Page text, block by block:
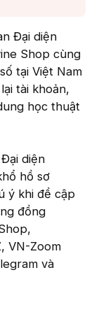
Đại diện
Shop cùng
tại Việt Nam
tài khoản,
học thuật
diện
hồ sơ
ý khi đề cập
đồng
VN-Zoom
và